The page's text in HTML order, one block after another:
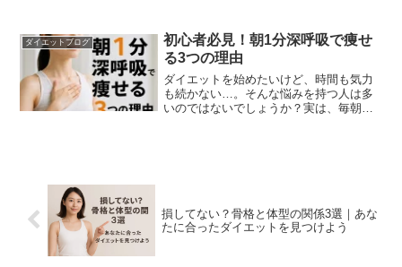
「部屋がキレイなことと体重に何の関係
があるの？」と思うかもしれません。し
かし実際には、部屋がきれいな人ほど健
康的な生活を送りやすく、結果・・・
ダイエットブログ
初心者必見！朝1分深呼吸で痩せ
る3つの理由
ダイエットを始めたいけど、時間も気力
も続かない…。そんな悩みを持つ人は多
いのではないでしょうか？実は、毎朝た
損してない？骨格と体型の関係3選｜あな
たに合ったダイエットを見つけよう